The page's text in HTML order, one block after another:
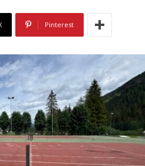
Pinterest